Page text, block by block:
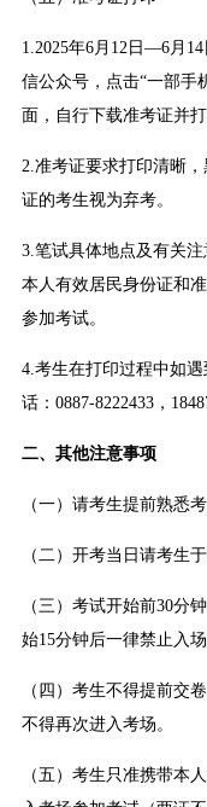
1.2025年6月12日—6月
信公众号，点击“一部手
面，自行下载准考证并打
2.准考证要求打印清晰
证的考生视为弃考。
3.笔试具体地点及有关
本人有效居民身份证和
参加考试。
4.考生在打印过程中如
话：0887-8222433，
二、其他注意事项
（一）请考生提前熟悉考
（二）开考当日请考生
（三）考试开始前30分
始15分钟后一律禁止入场
（四）考生不得提前交
不得再次进入考场。
（五）考生只准携带本